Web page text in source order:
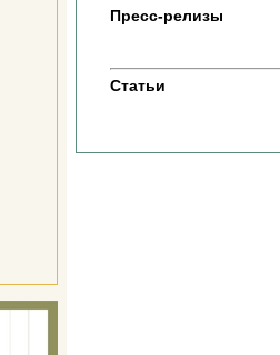
Пресс-релизы
Статьи